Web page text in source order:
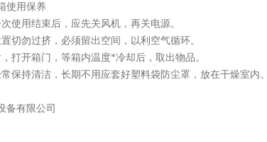
使用保养
使用结束后，应先关风机，再关电源。
切勿过挤，必须留出空间，以利空气循环。
打开箱门，等箱内温度*冷却后，取出物品。
保持清洁，长期不用应套好塑料袋防尘罩，放在干燥室内。
备有限公司